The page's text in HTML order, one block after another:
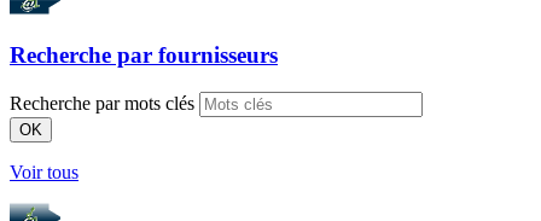
Recherche par fournisseurs
Recherche par mots clés
OK
Voir tous